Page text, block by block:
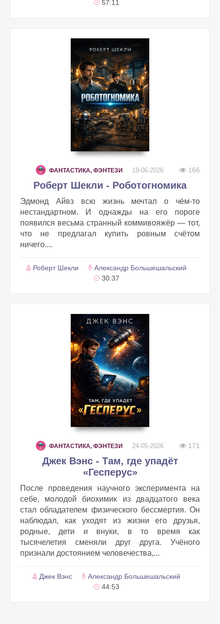
57:11
ФАНТАСТИКА, ФЭНТЕЗИ 18-06-2026 166
Роберт Шекли - Роботогномика
Эдмонд Айвз всю жизнь мечтал о чём-то
нестандартном. И однажды на его пороге
появился весьма странный коммивояжёр — тот,
что не предлагал купить ровным счётом
ничего....
Роберт Шекли
Александр Большешальский
30:37
ФАНТАСТИКА, ФЭНТЕЗИ 24-05-2026 171
Джек Вэнс - Там, где упадёт
«Гесперус»
После проведения научного эксперимента на
себе, молодой биохимик из двадцатого века
стал обладателем физического бессмертия. Он
наблюдал, как уходят из жизни его друзья,
родные, дети и внуки, в то время как
тысячелетия сменяли друг друга. Учёного
признали достоянием человечества,...
Джек Вэнс
Александр Большешальский
44:53